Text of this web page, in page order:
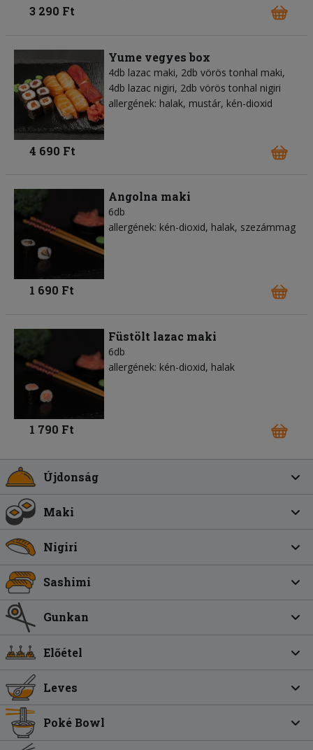
3 290 Ft
Yume vegyes box
4db lazac maki, 2db vörös tonhal maki,
4db lazac nigiri, 2db vörös tonhal nigiri
allergének: halak, mustár, kén-dioxid
4 690 Ft
Angolna maki
6db
allergének: kén-dioxid, halak, szezámmag
1 690 Ft
Füstölt lazac maki
6db
allergének: kén-dioxid, halak
1 790 Ft
Újdonság
Maki
Nigiri
Sashimi
Gunkan
Előétel
Leves
Poké Bowl